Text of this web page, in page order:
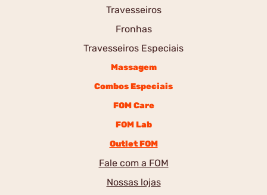
Travesseiros
Fronhas
Travesseiros Especiais
Massagem
Combos Especiais
FOM Care
FOM Lab
Outlet FOM
Fale com a FOM
Nossas lojas